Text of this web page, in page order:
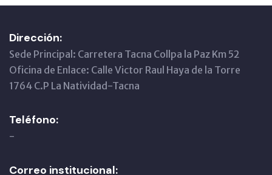
Dirección:
Sede Principal: Carretera Tacna Collpa la Paz Km 52
Oficina de Enlace: Calle Victor Raul Haya de la Torre
1764 C.P La Natividad-Tacna
Teléfono:
-
Correo institucional: